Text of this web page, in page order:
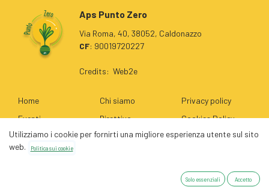
Aps Punto Zero
Via Roma, 40, 38052, Caldonazzo
CF: 90019720227
Credits: Web2e
Home
Eventi
Contattaci
Chi siamo
Direttivo
Dove operiamo
Privacy policy
Cookies Policy
Utilizziamo i cookie per fornirti una migliore esperienza utente sul sito
web.
Politica sui cookie
Solo essenziali Accetto